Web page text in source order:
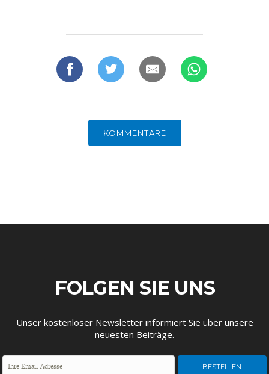
KOMMENTARE
FOLGEN SIE UNS
Unser kostenloser Newsletter informiert Sie über unsere
neuesten Beiträge.